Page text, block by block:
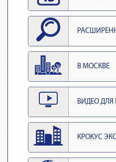
В МОСКВЕ
ВИДЕО ДЛЯ
КРОКУС